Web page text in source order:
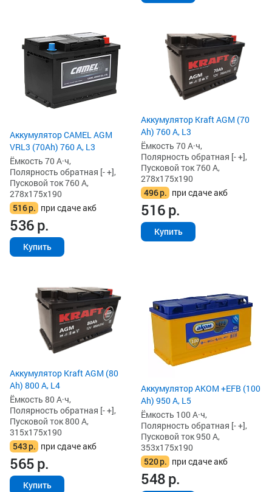
Аккумулятор CAMEL AGM
VRL3 (70Ah) 760 А, L3
Ёмкость 70 А·ч,
Полярность обратная [- +],
Пусковой ток 760 А,
278x175x190
516р. при сдаче акб
536р.
Купить
Аккумулятор Kraft AGM (70
Ah) 760 А, L3
Ёмкость 70 А·ч,
Полярность обратная [- +],
Пусковой ток 760 А,
278x175x190
496р. при сдаче акб
516р.
Купить
Аккумулятор Kraft AGM (80
Ah) 800 А, L4
Ёмкость 80 А·ч,
Полярность обратная [- +],
Пусковой ток 800 А,
315x175x190
543р. при сдаче акб
565р.
Купить
Аккумулятор AKOM +EFB (100
Ah) 950 А, L5
Ёмкость 100 А·ч,
Полярность обратная [- +],
Пусковой ток 950 А,
353x175x190
520р. при сдаче акб
548р.